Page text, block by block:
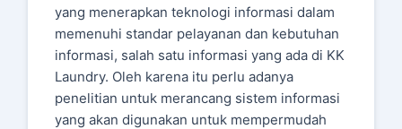
yang menerapkan teknologi informasi dalam
memenuhi standar pelayanan dan kebutuhan
informasi, salah satu informasi yang ada di KK
Laundry. Oleh karena itu perlu adanya
penelitian untuk merancang sistem informasi
yang akan digunakan untuk mempermudah